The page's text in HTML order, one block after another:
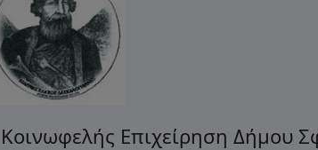
Κοινωφελής Επιχείρηση Δήμου